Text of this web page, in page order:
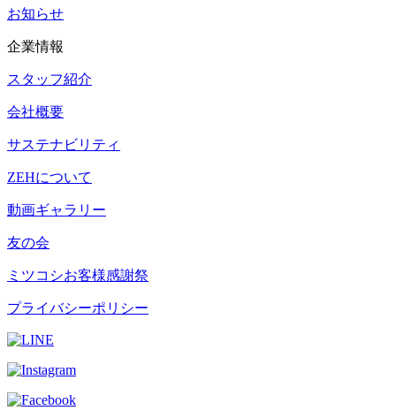
お知らせ
企業情報
スタッフ紹介
会社概要
サステナビリティ
ZEHについて
動画ギャラリー
友の会
ミツコシお客様感謝祭
プライバシーポリシー